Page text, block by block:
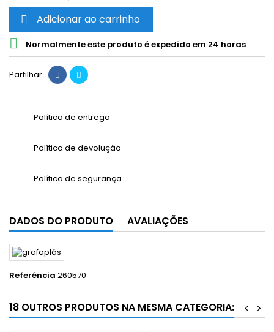
 Adicionar ao carrinho
 Normalmente este produto é expedido em 24 horas
Partilhar
Política de entrega
Política de devolução
Política de segurança
DADOS DO PRODUTO AVALIAÇÕES
Referência 260570
18 OUTROS PRODUTOS NA MESMA CATEGORIA: >
<